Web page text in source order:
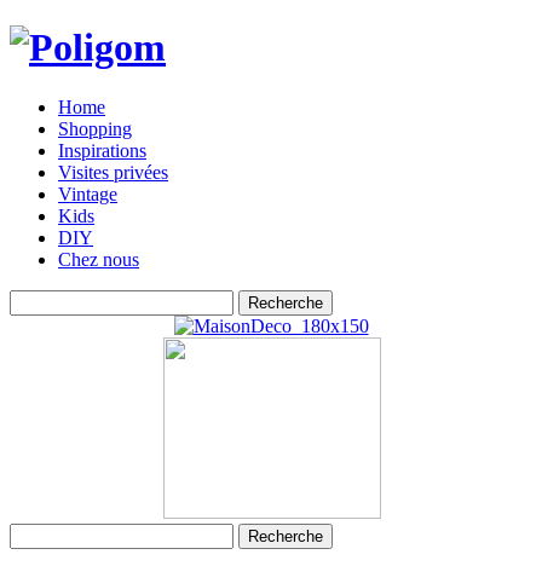
Home
Shopping
Inspirations
Visites privées
Vintage
Kids
DIY
Chez nous